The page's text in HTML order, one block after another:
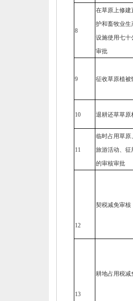
8
在草原上修建
护和畜牧业生
设施使用七十
审批
9 征收草原植被
10 退耕还草草原
11
临时占用草原
旅游活动、征
的审核审批
12
契税减免审核
13
耕地占用税减